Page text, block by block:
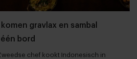
gravlax en sambal
bord
chef kookt Indonesisch in